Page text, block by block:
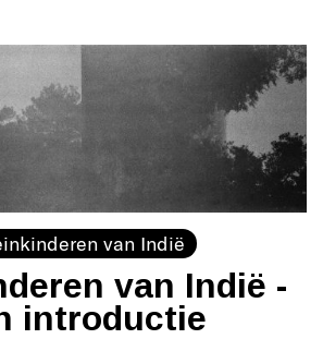
van Indië
van Indië -
introductie